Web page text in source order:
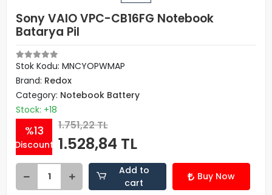
Sony VAIO VPC-CB16FG Notebook
Batarya Pil
Stok Kodu: MNCYOPWMAP
Brand: Redox
Category: Notebook Battery
Stock: +18
%13
Discount
1.751,22 TL
1.528,84 TL
Add to
cart
Buy Now